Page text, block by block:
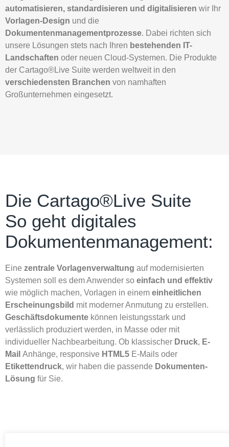
automatisieren, standardisieren und digitalisieren wir Ihr
Vorlagen-Design und die
Dokumentenmanagementprozesse. Dabei richten sich
unsere Lösungen stets nach Ihren bestehenden IT-
Landschaften oder neuen Cloud-Systemen. Die Produkte
der Cartago®Live Suite werden weltweit in den
verschiedensten Branchen von namhaften
Großunternehmen eingesetzt.
Die Cartago®Live Suite
So geht digitales
Dokumentenmanagement:
Eine zentrale Vorlagenverwaltung auf modernisierten
Systemen soll es dem Anwender so einfach und effektiv
wie möglich machen, Vorlagen in einem einheitlichen
Erscheinungsbild mit moderner Anmutung zu erstellen.
Geschäftsdokumente können leistungsstark und
verlässlich produziert werden, in Masse oder mit
individueller Nachbearbeitung. Ob klassischer Druck, E-
Mail Anhänge, responsive HTML5 E-Mails oder
Etikettendruck, wir haben die passende Dokumenten-
Lösung für Sie.